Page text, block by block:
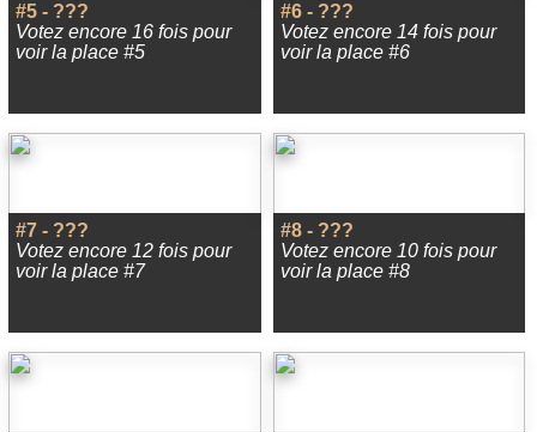
#5 - ???
Votez encore 16 fois pour
voir la place #5
#6 - ???
Votez encore 14 fois pour
voir la place #6
#7 - ???
Votez encore 12 fois pour
voir la place #7
#8 - ???
Votez encore 10 fois pour
voir la place #8